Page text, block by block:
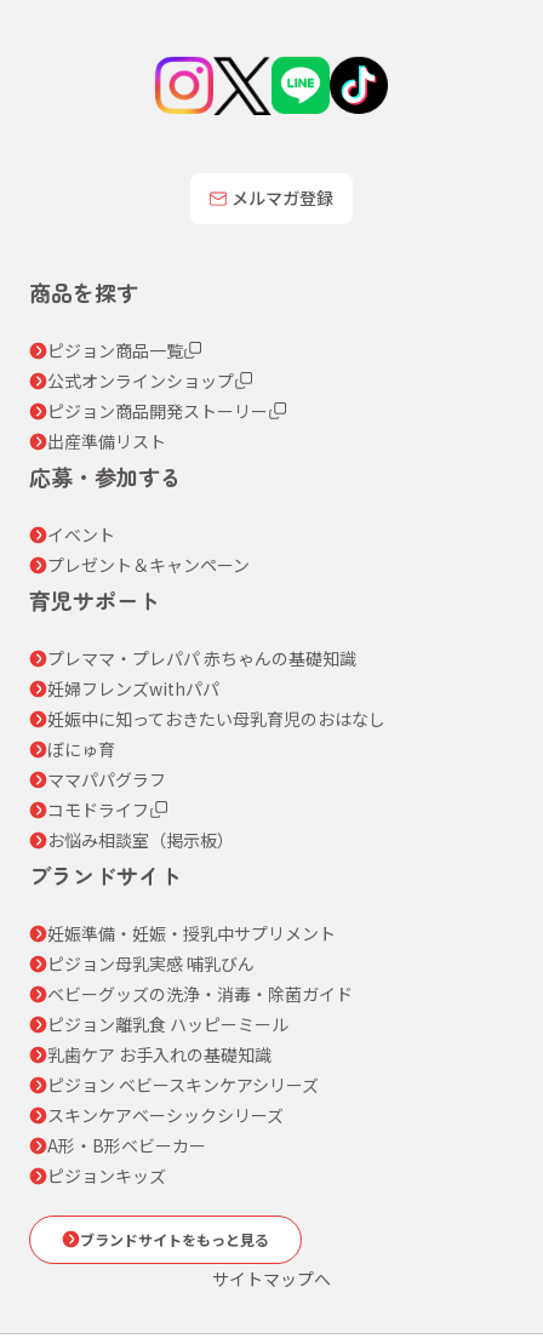
メルマガ登録
商品を探す
ピジョン商品一覧
公式オンラインショップ
ピジョン商品開発ストーリー
出産準備リスト
応募・参加する
イベント
プレゼント＆キャンペーン
育児サポート
プレママ・プレパパ 赤ちゃんの基礎知識
妊婦フレンズwithパパ
妊娠中に知っておきたい母乳育児のおはなし
ぼにゅ育
ママパパグラフ
コモドライフ
お悩み相談室（掲示板）
ブランドサイト
妊娠準備・妊娠・授乳中サプリメント
ピジョン母乳実感 哺乳びん
ベビーグッズの洗浄・消毒・除菌ガイド
ピジョン離乳食 ハッピーミール
乳歯ケア お手入れの基礎知識
ピジョン ベビースキンケアシリーズ
スキンケアベーシックシリーズ
A形・B形ベビーカー
ピジョンキッズ
ブランドサイトをもっと見る
サイトマップへ